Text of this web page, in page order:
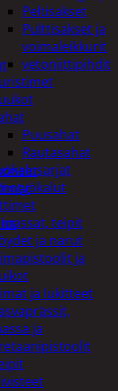
Peltisakset
Pulttisakset ja
voimaleikkurit
vetoniittipihdit
Puusahat
Rautasahat
teipit
ja narut
ja
ja lukitteet
ja